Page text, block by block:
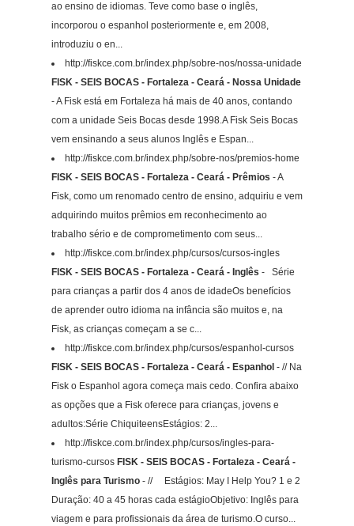
ao ensino de idiomas. Teve como base o inglês,
incorporou o espanhol posteriormente e, em 2008,
introduziu o en...
http://fiskce.com.br/index.php/sobre-nos/nossa-unidade
FISK - SEIS BOCAS - Fortaleza - Ceará - Nossa Unidade
- A Fisk está em Fortaleza há mais de 40 anos, contando
com a unidade Seis Bocas desde 1998.A Fisk Seis Bocas
vem ensinando a seus alunos Inglês e Espan...
http://fiskce.com.br/index.php/sobre-nos/premios-home
FISK - SEIS BOCAS - Fortaleza - Ceará - Prêmios - A
Fisk, como um renomado centro de ensino, adquiriu e vem
adquirindo muitos prêmios em reconhecimento ao
trabalho sério e de comprometimento com seus...
http://fiskce.com.br/index.php/cursos/cursos-ingles
FISK - SEIS BOCAS - Fortaleza - Ceará - Inglês - Série
para crianças a partir dos 4 anos de idadeOs benefícios
de aprender outro idioma na infância são muitos e, na
Fisk, as crianças começam a se c...
http://fiskce.com.br/index.php/cursos/espanhol-cursos
FISK - SEIS BOCAS - Fortaleza - Ceará - Espanhol - // Na
Fisk o Espanhol agora começa mais cedo. Confira abaixo
as opções que a Fisk oferece para crianças, jovens e
adultos:Série ChiquiteensEstágios: 2...
http://fiskce.com.br/index.php/cursos/ingles-para-
turismo-cursos FISK - SEIS BOCAS - Fortaleza - Ceará -
Inglês para Turismo - // Estágios: May I Help You? 1 e 2
Duração: 40 a 45 horas cada estágioObjetivo: Inglês para
viagem e para profissionais da área de turismo.O curso...